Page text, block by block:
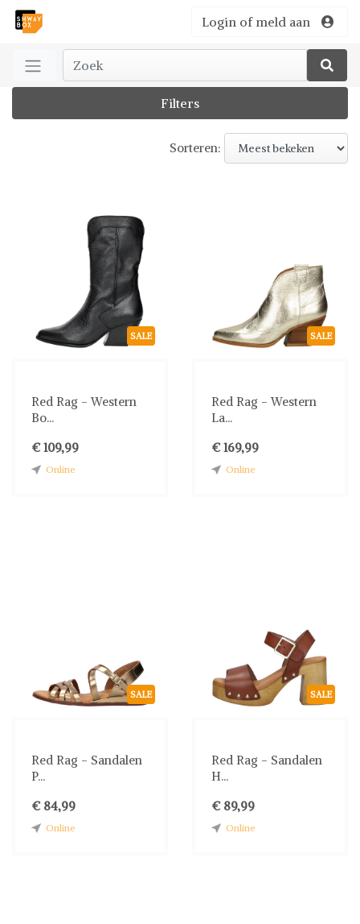
Login of meld aan
Filters
Sorteren:
SALE
Red Rag - Western
Bo...
€ 109,99
Online
SALE
Red Rag - Western
La...
€ 169,99
Online
SALE
Red Rag - Sandalen
P...
€ 84,99
Online
SALE
Red Rag - Sandalen
H...
€ 89,99
Online